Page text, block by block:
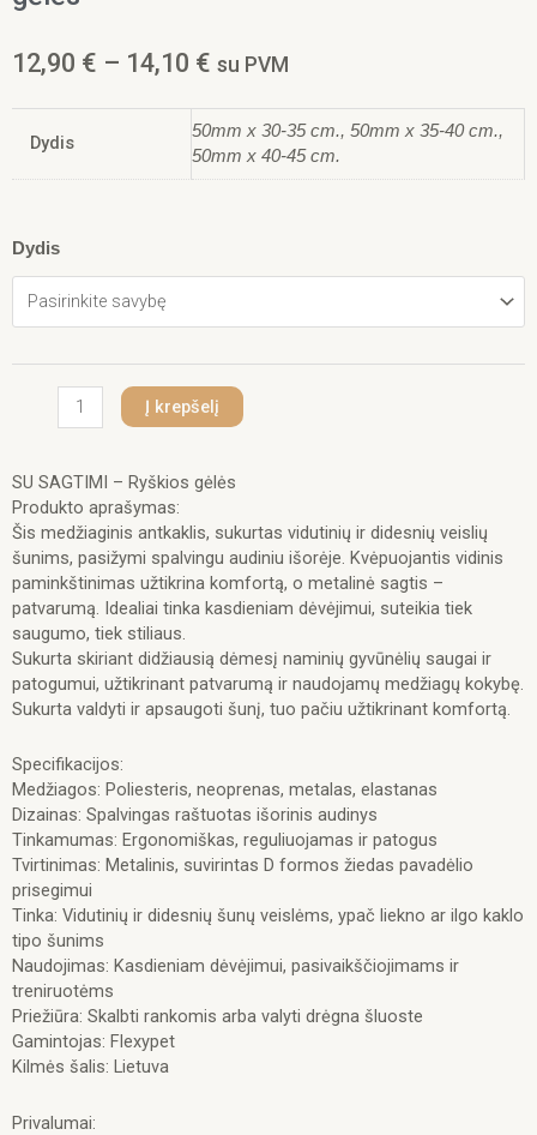
12,90 € – 14,10 € Price
12,90 €
through
14,10 €
su PVM
Dydis
50mm x 30-35 cm., 50mm x 35-40 cm.,
50mm x 40-45 cm.
Dydis
produkto
Šunų
sagtimi
reguliuojamas
Ryškios
gėlės
Į krepšelį
SU SAGTIMI – Ryškios gėlės
Produkto aprašymas:
Šis medžiaginis antkaklis, sukurtas vidutinių ir didesnių veislių
šunims, pasižymi spalvingu audiniu išorėje. Kvėpuojantis vidinis
paminkštinimas užtikrina komfortą, o metalinė sagtis –
patvarumą. Idealiai tinka kasdieniam dėvėjimui, suteikia tiek
saugumo, tiek stiliaus.
Sukurta skiriant didžiausią dėmesį naminių gyvūnėlių saugai ir
patogumui, užtikrinant patvarumą ir naudojamų medžiagų kokybę.
Sukurta valdyti ir apsaugoti šunį, tuo pačiu užtikrinant komfortą.
Specifikacijos:
Medžiagos: Poliesteris, neoprenas, metalas, elastanas
Dizainas: Spalvingas raštuotas išorinis audinys
Tinkamumas: Ergonomiškas, reguliuojamas ir patogus
Tvirtinimas: Metalinis, suvirintas D formos žiedas pavadėlio
prisegimui
Tinka: Vidutinių ir didesnių šunų veislėms, ypač liekno ar ilgo kaklo
tipo šunims
Naudojimas: Kasdieniam dėvėjimui, pasivaikščiojimams ir
treniruotėms
Priežiūra: Skalbti rankomis arba valyti drėgna šluoste
Gamintojas: Flexypet
Kilmės šalis: Lietuva
Privalumai: